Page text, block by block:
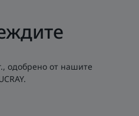
, одобрено от нашите
.